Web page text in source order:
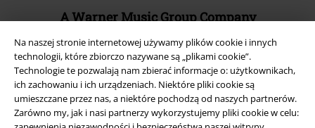
Na naszej stronie internetowej używamy plików cookie i innych
technologii, które zbiorczo nazywane są „plikami cookie”.
Technologie te pozwalają nam zbierać informacje o: użytkownikach,
ich zachowaniu i ich urządzeniach. Niektóre pliki cookie są
umieszczane przez nas, a niektóre pochodzą od naszych partnerów.
Zarówno my, jak i nasi partnerzy wykorzystujemy pliki cookie w celu:
A Warner Music Group Company